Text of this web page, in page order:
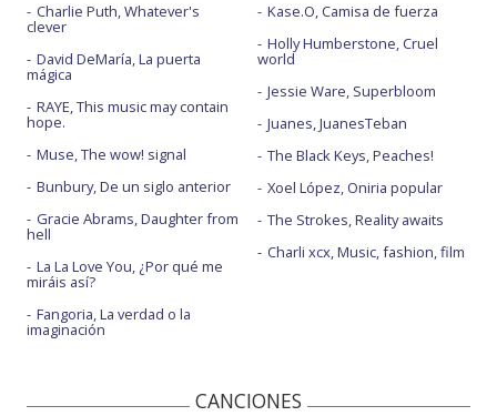
Charlie Puth, Whatever's
clever
David DeMaría, La puerta
mágica
RAYE, This music may contain
hope.
Muse, The wow! signal
Bunbury, De un siglo anterior
Gracie Abrams, Daughter from
hell
La La Love You, ¿Por qué me
miráis así?
Fangoria, La verdad o la
imaginación
Kase.O, Camisa de fuerza
Holly Humberstone, Cruel
world
Jessie Ware, Superbloom
Juanes, JuanesTeban
The Black Keys, Peaches!
Xoel López, Oniria popular
The Strokes, Reality awaits
Charli xcx, Music, fashion, film
CANCIONES